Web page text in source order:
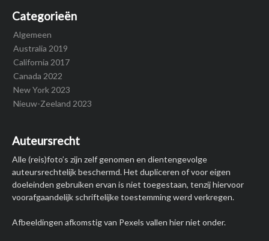
Categorieën
Algemeen
Australia 2019
California 2017
Canada 2022
New York 2023
Nieuw-Zeeland 2023
Auteursrecht
Alle (reis)foto’s zijn zelf genomen en dientengevolge
auteursrechtelijk beschermd. Het dupliceren of voor eigen
doeleinden gebruiken ervan is niet toegestaan, tenzij hiervoor
voorafgaandelijk schriftelijke toestemming werd verkregen.
Afbeeldingen afkomstig van Pexels vallen hier niet onder.